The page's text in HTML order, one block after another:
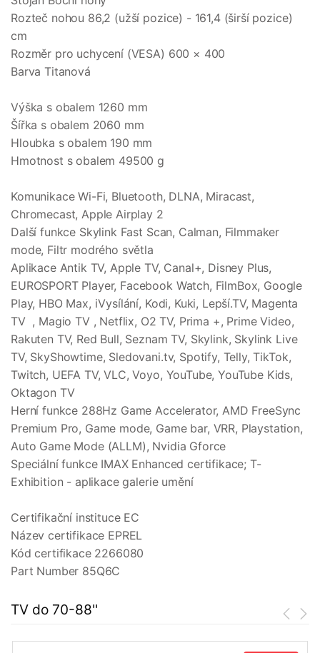
Rozteč nohou 86,2 (užší pozice) - 161,4 (širší pozice)
cm
Rozměr pro uchycení (VESA) 600 × 400
Barva Titanová
Výška s obalem 1260 mm
Šířka s obalem 2060 mm
Hloubka s obalem 190 mm
Hmotnost s obalem 49500 g
Komunikace Wi-Fi, Bluetooth, DLNA, Miracast,
Chromecast, Apple Airplay 2
Další funkce Skylink Fast Scan, Calman, Filmmaker
mode, Filtr modrého světla
Aplikace Antik TV, Apple TV, Canal+, Disney Plus,
EUROSPORT Player, Facebook Watch, FilmBox, Google
Play, HBO Max, iVysílání, Kodi, Kuki, Lepší.TV, Magenta
TV , Magio TV , Netflix, O2 TV, Prima +, Prime Video,
Rakuten TV, Red Bull, Seznam TV, Skylink, Skylink Live
TV, SkyShowtime, Sledovani.tv, Spotify, Telly, TikTok,
Twitch, UEFA TV, VLC, Voyo, YouTube, YouTube Kids,
Oktagon TV
Herní funkce 288Hz Game Accelerator, AMD FreeSync
Premium Pro, Game mode, Game bar, VRR, Playstation,
Auto Game Mode (ALLM), Nvidia Gforce
Speciální funkce IMAX Enhanced certifikace; T-
Exhibition - aplikace galerie umění
Certifikační instituce EC
Název certifikace EPREL
Kód certifikace 2266080
Part Number 85Q6C
TV do 70-88''